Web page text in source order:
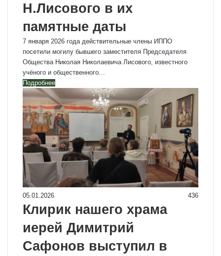
Н.Лисового в их
памятные даты
7 января 2026 года действительные члены ИППО
посетили могилу бывшего заместителя Председателя
Общества Николая Николаевича Лисового, известного
учёного и общественного…
Подробнее
05.01.2026 436
Клирик нашего храма
иерей Димитрий
Сафонов выступил в